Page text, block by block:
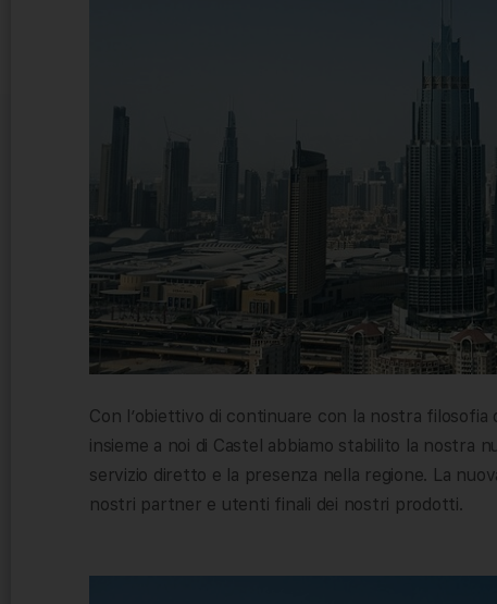
Con l’obiettivo di continuare con la nostra
insieme a noi di Castel abbiamo stabilito la nostra
servizio diretto e la presenza nella regione. La
nostri partner e utenti finali dei nostri prodotti.